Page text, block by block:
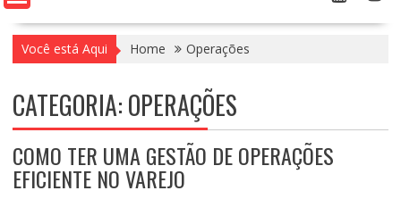
Você está Aqui Home Operações
CATEGORIA:OPERAÇÕES
COMO TER UMA GESTÃO DE OPERAÇÕES
EFICIENTE NO VAREJO